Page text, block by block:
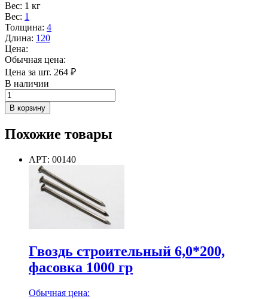
Вес: 1 кг
Вес: 1
Толщина: 4
Длина: 120
Цена:
Обычная цена:
Цена за шт. 264 ₽
В наличии
Количество
товара
Гвоздь
оцинкованный
фасовка
В корзину
Похожие товары
АРТ: 00140
Гвоздь строительный 6,0*200,
фасовка 1000 гр
Обычная цена: